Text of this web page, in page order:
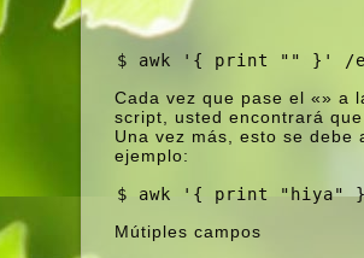
$ awk '{ print "" }' /
Cada vez que pase el «» a
script, usted encontrará
Una vez más, esto se
ejemplo:
$ awk '{ print "hiya"
Mútiples campos